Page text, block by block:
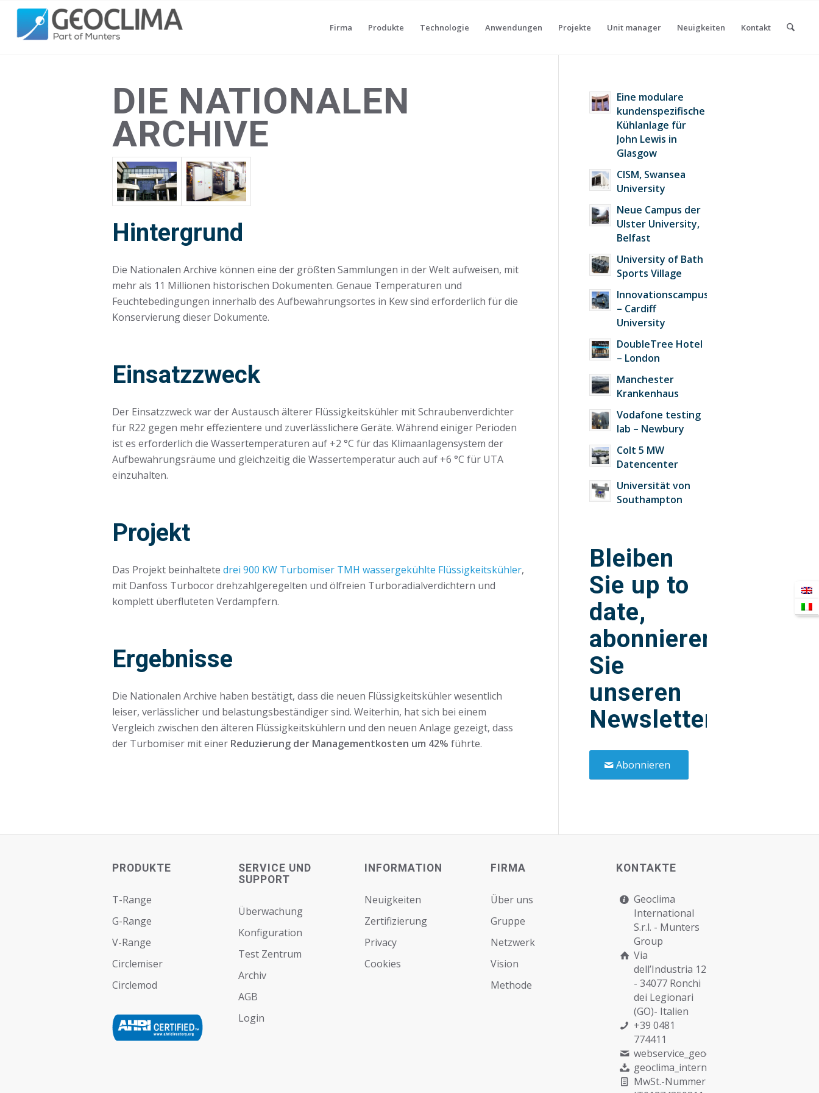
Firma Produkte Technologie Anwendungen Projekte Unit manager Neuigkeiten Kontakt
DIE NATIONALEN
ARCHIVE
Hintergrund
Die Nationalen Archive können eine der größten Sammlungen in der Welt aufweisen, mit
mehr als 11 Millionen historischen Dokumenten. Genaue Temperaturen und
Feuchtebedingungen innerhalb des Aufbewahrungsortes in Kew sind erforderlich für die
Konservierung dieser Dokumente.
Einsatzzweck
Der Einsatzzweck war der Austausch älterer Flüssigkeitskühler mit Schraubenverdichter
für R22 gegen mehr effezientere und zuverlässlichere Geräte. Während einiger Perioden
ist es erforderlich die Wassertemperaturen auf +2 °C für das Klimaanlagensystem der
Aufbewahrungsräume und gleichzeitig die Wassertemperatur auch auf +6 °C für UTA
einzuhalten.
Projekt
Das Projekt beinhaltetedrei 900 KW Turbomiser TMH wassergekühlte Flüssigkeitskühler,
mit Danfoss Turbocor drehzahlgeregelten und ölfreien Turboradialverdichtern und
komplett überfluteten Verdampfern.
Ergebnisse
Die Nationalen Archive haben bestätigt, dass die neuen Flüssigkeitskühler wesentlich
leiser, verlässlicher und belastungsbeständiger sind. Weiterhin, hat sich bei einem
Vergleich zwischen den älteren Flüssigkeitskühlern und den neuen Anlage gezeigt, dass
der Turbomiser mit einer Reduzierung der Managementkosten um 42% führte.
Eine modulare
kundenspezifische
Kühlanlage für
John Lewis in
Glasgow
CISM, Swansea
University
Neue Campus der
Ulster University,
Belfast
University of Bath
Sports Village
Innovationscampus
– Cardiff
University
DoubleTree Hotel
– London
Manchester
Krankenhaus
Vodafone testing
lab – Newbury
Colt 5 MW
Datencenter
Universität von
Southampton
Bleiben
Sie up to
date,
abonnieren
Sie
unseren
Newsletter!
Abonnieren
PRODUKTE
T-Range
G-Range
V-Range
Circlemiser
Circlemod
SERVICE UND
SUPPORT
Überwachung
Konfiguration
Test Zentrum
Archiv
AGB
Login
INFORMATION
Neuigkeiten
Zertifizierung
Privacy
Cookies
FIRMA
Über uns
Gruppe
Netzwerk
Vision
Мethode
KONTAKTE
Geoclima
International
S.r.l. - Munters
Group
Via
dell’Industria 12
- 34077 Ronchi
dei Legionari
(GO)- Italien
+39 0481
774411
webservice_geoclima@munters.com
geoclima_international@pec.it
MwSt.-Nummer